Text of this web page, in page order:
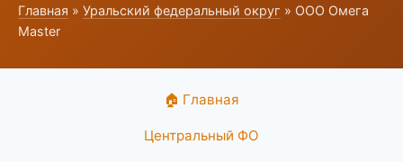
Главная » Уральский федеральный округ » ООО Омега
Master
🏠 Главная
Центральный ФО